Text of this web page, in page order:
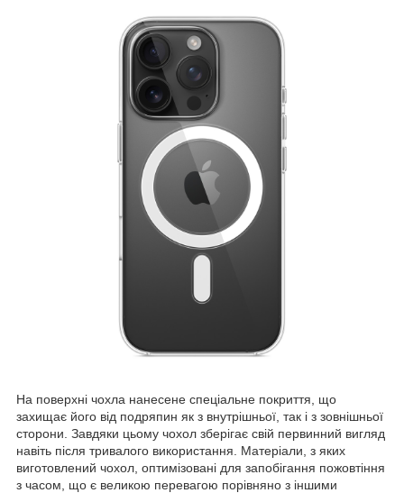
На поверхні чохла нанесене спеціальне покриття, що
захищає його від подряпин як з внутрішньої, так і з зовнішньої
сторони. Завдяки цьому чохол зберігає свій первинний вигляд
навіть після тривалого використання. Матеріали, з яких
виготовлений чохол, оптимізовані для запобігання пожовтіння
з часом, що є великою перевагою порівняно з іншими